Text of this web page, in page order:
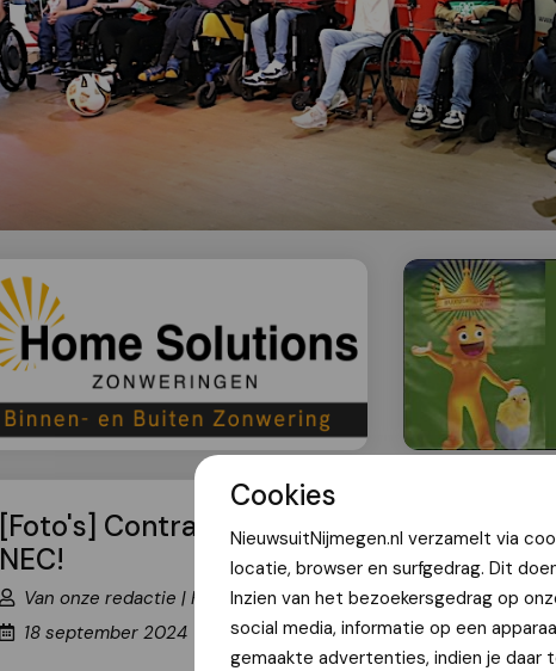
Cookies
NieuwsuitNijmegen.nl verzamelt via
locatie, browser en surfgedrag. Dit
Inzien van het bezoekersgedrag op
social media, informatie op een
gemaakte advertenties, indien je daar
[Foto's] Contracten getekend met
NEC!
Van onze redactie | Fotograaf: Geert Timmer
18 september 2024